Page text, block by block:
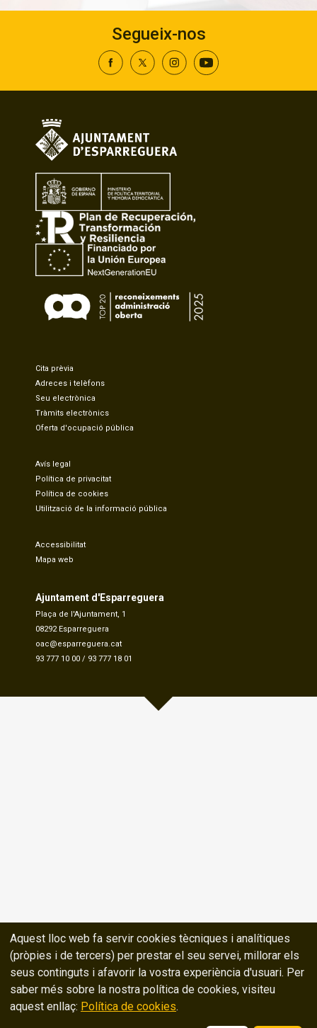
Segueix-nos
Cita prèvia
Adreces i telèfons
Seu electrònica
Tràmits electrònics
Oferta d'ocupació pública
Avís legal
Política de privacitat
Política de cookies
Utilització de la informació pública
Accessibilitat
Mapa web
Ajuntament d'Esparreguera
Plaça de l'Ajuntament, 1
08292 Esparreguera
oac@esparreguera.cat
93 777 10 00 / 93 777 18 01
Aquest lloc web fa servir cookies tècniques i analítiques
(pròpies i de tercers) per prestar el seu servei, millorar els
seus continguts i afavorir la vostra experiència d'usuari. Per
saber més sobre la nostra política de cookies, visiteu
aquest enllaç: Política de cookies.